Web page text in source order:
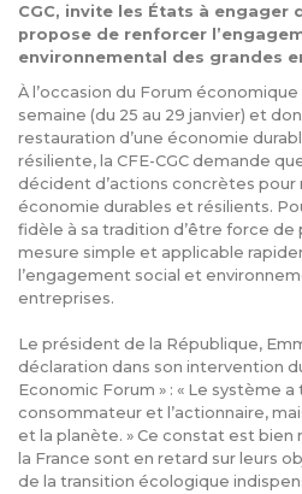
CGC, invite les États à
propose de renforcer
environnemental des grandes
À l’occasion du Forum
semaine (du 25 au 29 janvier) et
restauration d’une économie
résiliente, la CFE-CGC demande
décident d’actions concrètes
économie durables et résilients.
fidèle à sa tradition d’être force
mesure simple et applicable
l’engagement social et
entreprises.
Le président de la République,
déclaration dans son intervention
Economic Forum » : « Le système
consommateur et l’actionnaire,
et la planète. » Ce constat est bien
la France sont en retard sur leurs
de la transition écologique